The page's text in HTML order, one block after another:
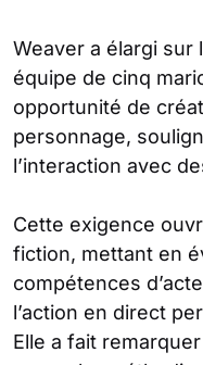
Weaver a élargi sur
équipe de cinq
opportunité de
personnage,
l’interaction avec
Cette exigence
fiction, mettant en
compétences
l’action en direct
Elle a fait